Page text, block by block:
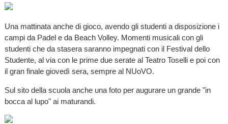
Una mattinata anche di gioco, avendo gli studenti a disposizione i
campi da Padel e da Beach Volley. Momenti musicali con gli
studenti che da stasera saranno impegnati con il Festival dello
Studente, al via con le prime due serate al Teatro Toselli e poi con
il gran finale giovedì sera, sempre al NUoVO.
Sul sito della scuola anche una foto per augurare un grande "in
bocca al lupo" ai maturandi.